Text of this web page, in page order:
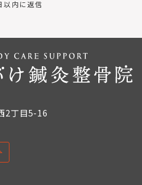
以内に返信
2丁目5-16